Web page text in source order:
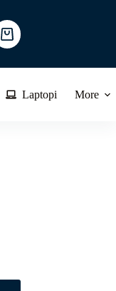
Shopping
cart
Laptopi More